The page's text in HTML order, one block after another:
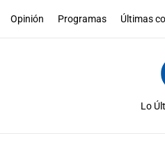
Opinión Programas Últimas
Lo